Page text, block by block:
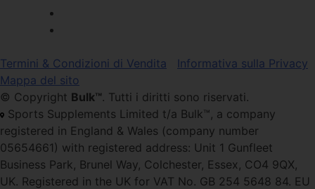
Termini & Condizioni di Vendita
Informativa sulla Privacy
Mappa del sito
© Copyright Bulk™. Tutti i diritti sono riservati.
Sports Supplements Limited t/a Bulk™, a company
registered in England & Wales (company number
05654661) with registered address: Unit 1 Gunfleet
Business Park, Brunel Way, Colchester, Essex, CO4 9QX,
UK. Registered in the UK for VAT No. GB 254 5648 84. EU